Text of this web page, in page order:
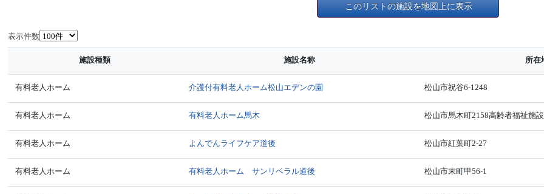
このリストの施設を地図上に表示
表示件数
施設種類 施設名称 所在
有料老人ホーム 介護付有料老人ホーム松山エデンの園 松山市祝谷6-1248
有料老人ホーム 有料老人ホーム馬木 松山市馬木町2158高齢者福祉施
有料老人ホーム よんでんライフケア道後 松山市紅葉町2-27
有料老人ホーム 有料老人ホーム サンリベラル道後 松山市末町甲56-1